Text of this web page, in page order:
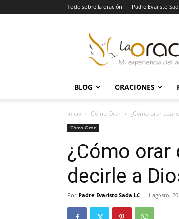
Todo sobre la oración Padre Evaristo
Oración
BLOG ORACIONES
Inicio Cómo Orar ¿Cómo orar
Cómo Orar
¿Cómo orar
decirle a
Por Padre Evaristo Sada LC - 1 agosto,